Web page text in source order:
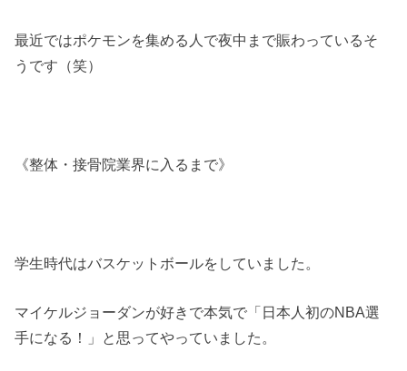
最近ではポケモンを集める人で夜中まで賑わっているそ
うです（笑）
《整体・接骨院業界に入るまで》
学生時代はバスケットボールをしていました。
マイケルジョーダンが好きで本気で「日本人初のNBA選
手になる！」と思ってやっていました。